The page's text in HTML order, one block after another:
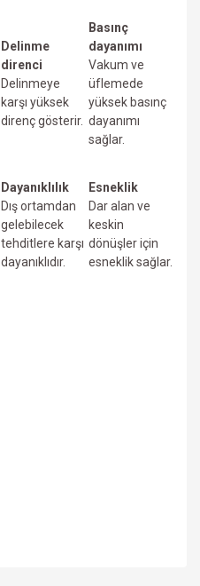
Delinme
direnci
Delinmeye
karşı yüksek
direnç gösterir.
Basınç
dayanımı
Vakum ve
üfIemede
yüksek basınç
dayanımı
sağlar.
Dayanıklılık
Dış ortamdan
gelebilecek
tehditlere karşı
dayanıklıdır.
Esneklik
Dar alan ve
keskin
dönüşler için
esneklik sağlar.